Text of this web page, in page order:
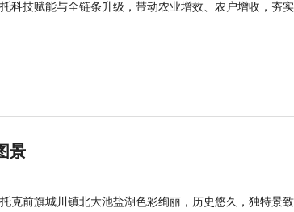
科技赋能与全链条升级，带动农业增效、农户增收，夯
景
克前旗城川镇北大池盐湖色彩绚丽，历史悠久，独特景